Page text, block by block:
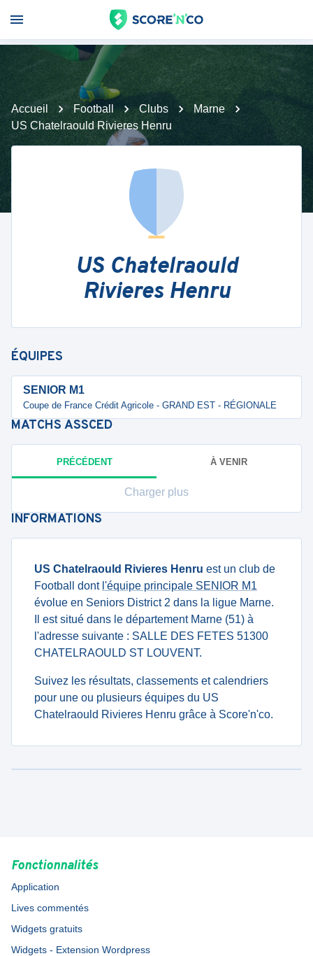
Accueil Football Clubs
Marne
US Chatelraould Rivieres Henru
US Chatelraould
Rivieres Henru
ÉQUIPES
SENIOR M1
Coupe de France Crédit Agricole - GRAND EST - RÉGIONALE
MATCHS ASSCED
PRÉCÉDENT À VENIR
Charger plus
INFORMATIONS
US Chatelraould Rivieres Henru est un club de
Football dont l'équipe principale SENIOR M1
évolue en Seniors District 2 dans la ligue Marne.
Il est situé dans le département Marne (51) à
l'adresse suivante : SALLE DES FETES 51300
CHATELRAOULD ST LOUVENT.
Suivez les résultats, classements et calendriers
pour une ou plusieurs équipes du US
Chatelraould Rivieres Henru grâce à Score'n'co.
Fonctionnalités
Application
Lives commentés
Widgets gratuits
Widgets - Extension Wordpress